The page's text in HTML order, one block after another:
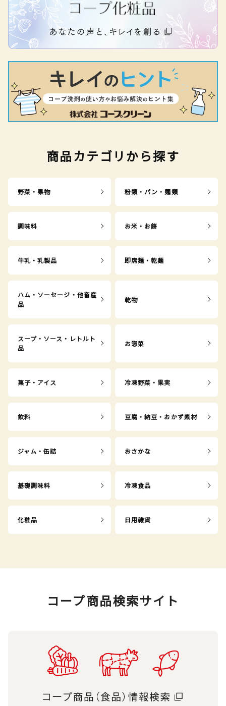
商品カテゴリから探す
野菜・果物 粉類・パン・麺類
調味料 お米・お餅
牛乳・乳製品 即席麺・乾麺
ハム・ソーセージ・他畜産
品
乾物
スープ・ソース・レトルト
品
お惣菜
菓子・アイス 冷凍野菜・果実
飲料 豆腐・納豆・おかず素材
ジャム・缶詰 おさかな
基礎調味料 冷凍食品
化粧品 日用雑貨
コープ商品検索サイト